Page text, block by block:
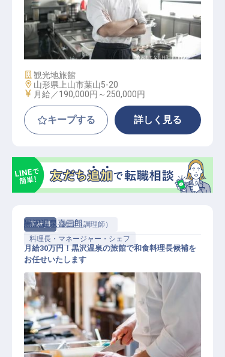
調理
施設業態
観光地旅館
勤務地
山形県上山市葉山5-20
給与
月給／190,000円～ 250,000円
キープする 詳しく見る
正社員
調理（調理師）
料理長・マネージャー・シェフ
黒沢温泉喜三郎
月給30万円！黒沢温泉の旅館で和食料理長候補を
お任せいたします